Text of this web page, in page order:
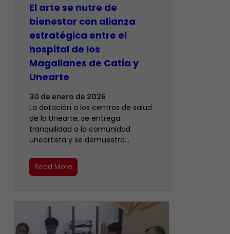
El arte se nutre de
bienestar con alianza
estratégica entre el
hospital de los
Magallanes de Catia y
Unearte
30 de enero de 2026
La dotación a los centros de salud
de la Unearte, se entrega
tranquilidad a la comunidad
uneartista y se demuestra…
Read More